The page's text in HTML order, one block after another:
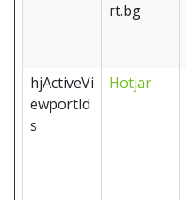
rt.bg
hjActiveVi
ewportId
s
Hotjar